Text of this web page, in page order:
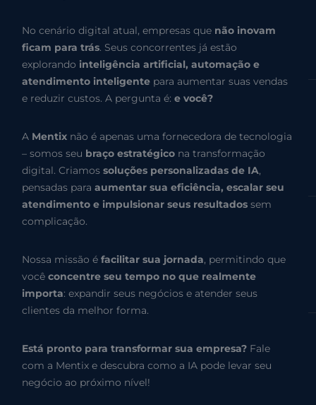
No cenário digital atual, empresas que não inovam
ficam para trás. Seus concorrentes já estão
explorando inteligência artificial, automação e
atendimento inteligente para aumentar suas vendas
e reduzir custos. A pergunta é:e você?
A Mentix não é apenas uma fornecedora de tecnologia
– somos seu braço estratégico na transformação
digital. Criamossoluções personalizadas de IA,
pensadas paraaumentar sua eficiência, escalar seu
atendimento e impulsionar seus resultados sem
complicação.
Nossa missão éfacilitar sua jornada, permitindo que
vocêconcentre seu tempo no que realmente
importa: expandir seus negócios e atender seus
clientes da melhor forma.
Está pronto para transformar sua empresa? Fale
com a Mentix e descubra como a IA pode levar seu
negócio ao próximo nível!